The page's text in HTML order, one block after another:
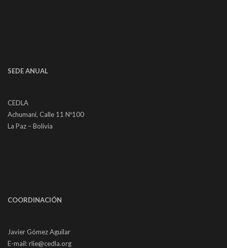
SEDE ANUAL
CEDLA
Achumani, Calle 11 Nº100
La Paz – Bolivia
COORDINACIÓN
Javier Gómez Aguilar
E-mail: rlie@cedla.org